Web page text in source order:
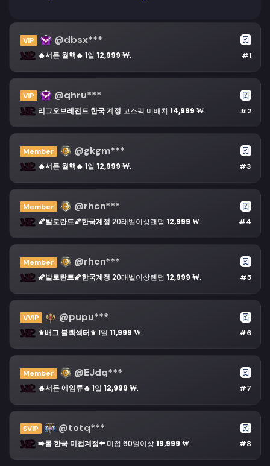
VIP @dbsx***
🔥서든 월핵🔥 1일 12,999 ₩. #1
VIP @qhru***
리그오브레전드 한국 계정 고스펙 미배치 14,999 ₩. #2
Member @gkgm***
🔥서든 월핵🔥 1일 12,999 ₩. #3
Member @rhcn***
🌠발로란트🌠한국계정 20래벨이상랜덤 12,999 ₩. #4
Member @rhcn***
🌠발로란트🌠한국계정 20래벨이상랜덤 12,999 ₩. #5
VVIP @pupu***
⚜️배그 블랙섹터⚜️ 1일 11,999 ₩. #6
Member @EJdq***
🔥서든 에임류🔥 1일 12,999 ₩. #7
SVIP @totq***
➡️롤 한국 미접계정⬅️ 미접 60일이상19,999 ₩. #8